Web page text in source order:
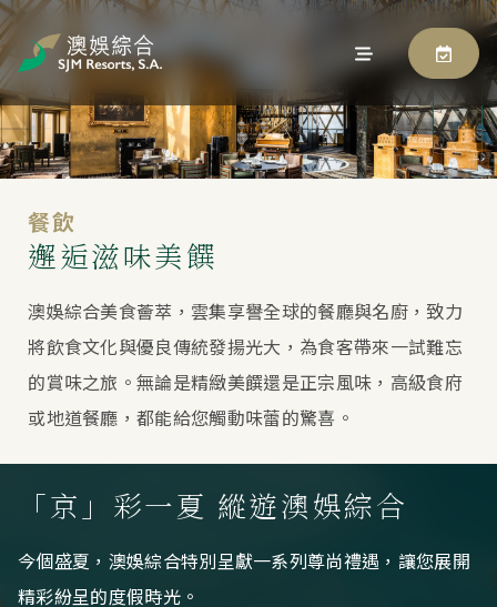
餐飲
邂逅滋味美饌
澳娛綜合美食薈萃，雲集享譽全球的餐廳與名廚，致力
將飲食文化與優良傳統發揚光大，為食客帶來一試難忘
的賞味之旅。無論是精緻美饌還是正宗風味，高級食府
或地道餐廳，都能給您觸動味蕾的驚喜。
「京」彩一夏 縱遊澳娛綜合
今個盛夏，澳娛綜合特別呈獻一系列尊尚禮遇，讓您展開
精彩紛呈的度假時光。